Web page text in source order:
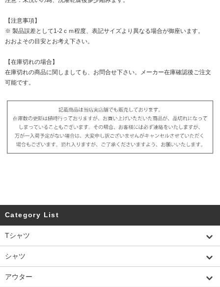
【注意事項】
※ 製品誤差として1-2ｃｍ程度、表記サイズより異なる場合が御座います。
おおよその目安とお考え下さい。
【在庫切れの場合】
在庫切れの商品に関しましても、お問合せ下さい。メーカー在庫確認後ご注文
可能です。
Category List
Tシャツ
シャツ
アウター